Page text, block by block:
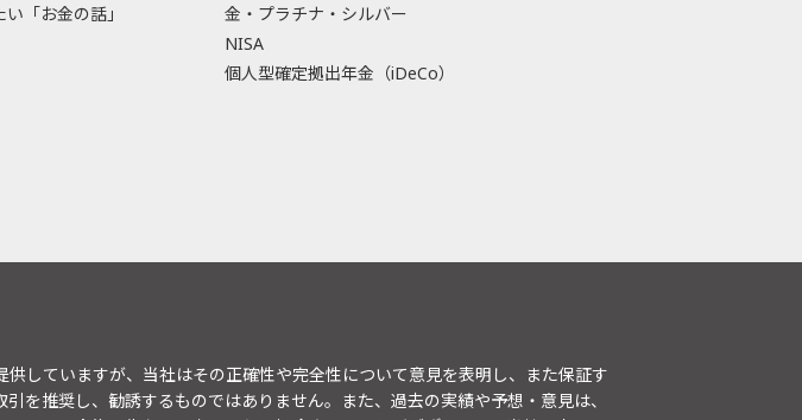
「お金の話」
金・プラチナ・シルバー
NISA
個人型確定拠出年金（iDeCo）
していますが、当社はその正確性や完全性について意見を表明し、また保証す
を推奨し、勧誘するものではありません。また、過去の実績や予想・意見は、